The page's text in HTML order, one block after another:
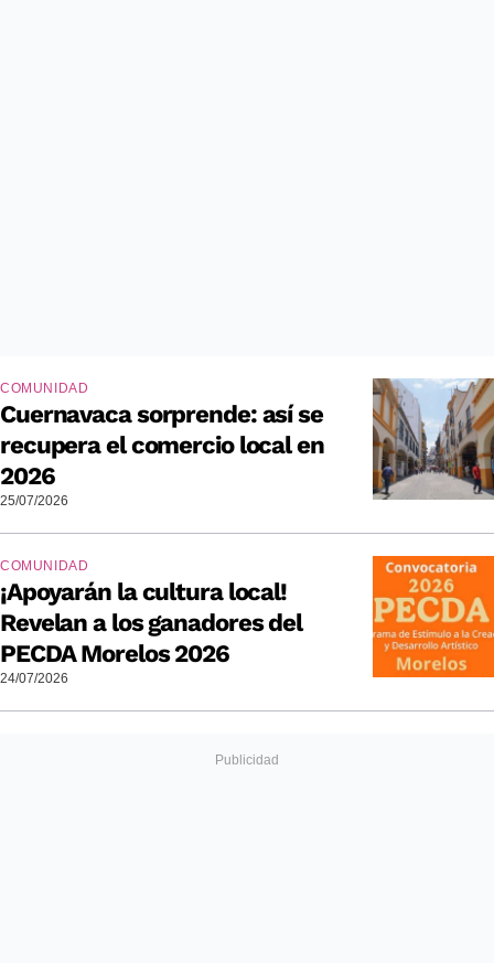
COMUNIDAD
Cuernavaca sorprende: así se
recupera el comercio local en
2026
25/07/2026
COMUNIDAD
¡Apoyarán la cultura local!
Revelan a los ganadores del
PECDA Morelos 2026
24/07/2026